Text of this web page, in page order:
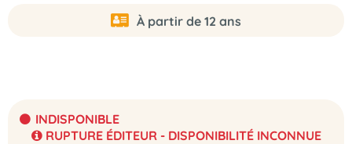
À partir de 12 ans
INDISPONIBLE
RUPTURE ÉDITEUR - DISPONIBILITÉ INCONNUE